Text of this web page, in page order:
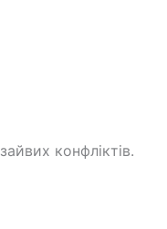
конфліктів.